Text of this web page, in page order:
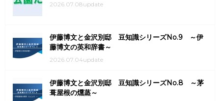
2026.07.08update
伊藤博文と金沢別邸 豆知識シリーズNo.9 ～伊
藤博文の英和辞書～
2026.07.04update
伊藤博文と金沢別邸 豆知識シリーズNo.8 ～茅
葺屋根の燻蒸～